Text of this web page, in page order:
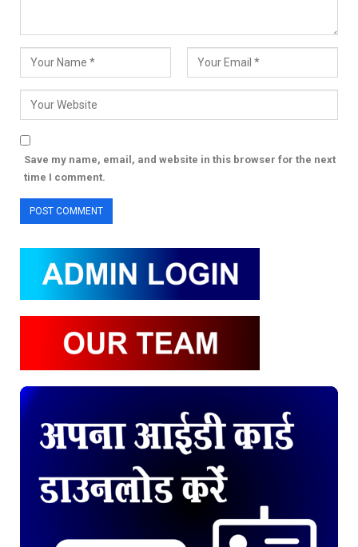
Save my name, email, and website in this browser for the next
time I comment.